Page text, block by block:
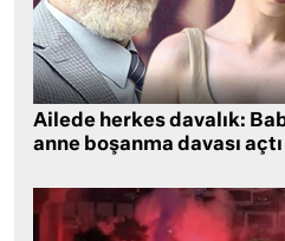
Ailede herkes davalık:
anne boşanma davası açtı